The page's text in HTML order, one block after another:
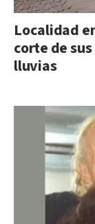
Localidad
corte de
lluvias